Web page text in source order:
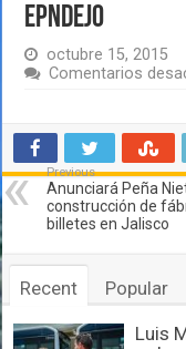
EPNdejo
octubre 15, 2015
Comentarios
Previous
Anunciará Peña
construcción de
billetes en Jalisco
Recent Popular
Luis